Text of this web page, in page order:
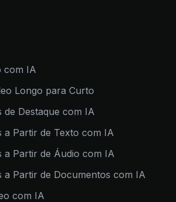
com IA
Longo para Curto
de Destaque com IA
a Partir de Texto com IA
a Partir de Áudio com IA
a Partir de Documentos com IA
com IA